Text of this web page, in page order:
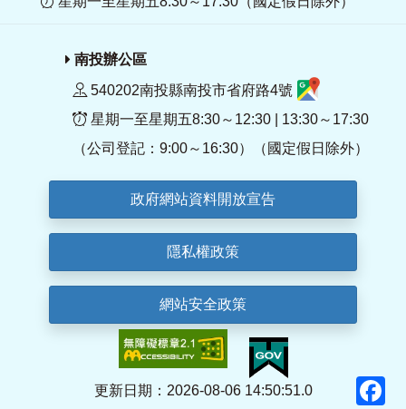
南投辦公區
540202南投縣南投市省府路4號
星期一至星期五8:30～12:30 | 13:30～17:30
（公司登記：9:00～16:30）（國定假日除外）
政府網站資料開放宣告
隱私權政策
網站安全政策
更新日期：2026-08-06 14:50:51.0